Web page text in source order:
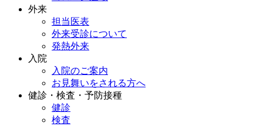
外来
担当医表
外来受診について
発熱外来
入院
入院のご案内
お見舞いをされる方へ
健診・検査・予防接種
健診
検査